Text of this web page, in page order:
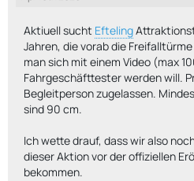
Aktiuell sucht Efteling
Jahren, die vorab die
man sich mit einem Video (max
Fahrgeschäfttester werden will.
Begleitperson zugelassen.
sind 90 cm.
Ich wette drauf, dass wir also
dieser Aktion vor der offiziellen
bekommen.